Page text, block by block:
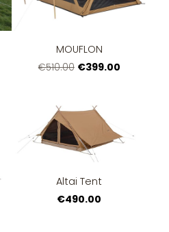
MOUFLON
€510.00 €399.00
Altai Tent
€490.00